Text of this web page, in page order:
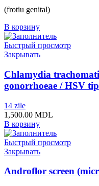
(frotiu genital)
В корзину
Быстрый просмотр
Закрывать
Chlamydia
gonorrhoeae / HSV
14 zile
1,500.00 MDL
В корзину
Быстрый просмотр
Закрывать
Androflor screen